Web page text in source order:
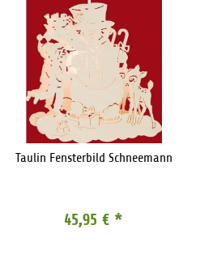
Taulin Fensterbild Schneemann
45,95 € *